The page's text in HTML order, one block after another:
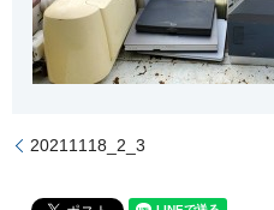
20211118_2_3